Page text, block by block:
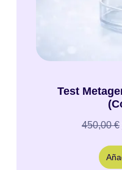
Test
450,00€